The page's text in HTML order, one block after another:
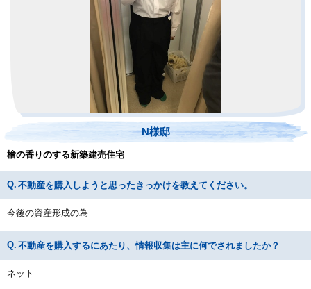
N様邸
檜の香りのする新築建売住宅
不動産を購入しようと思ったきっかけを教えてください。
今後の資産形成の為
不動産を購入するにあたり、情報収集は主に何でされましたか？
ネット